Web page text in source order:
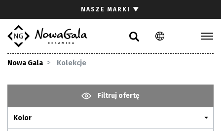
PL EN
NASZE MARKI ▼
Nowa Gala Kolekcje
Filtruj ofertę
Kolor
Gdzie kupić
Pliki do pobrania